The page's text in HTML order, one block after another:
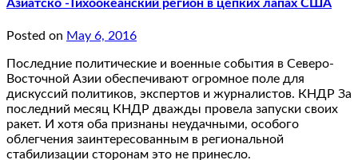
Азиатско -Тихоокеанский регион в цепких лапах США
Posted on May 6, 2016
Последние политические и военные события в Северо-
Восточной Азии обеспечивают огромное поле для
дискуссий политиков, экспертов и журналистов. КНДР За
последний месяц КНДР дважды провела запуски своих
ракет. И хотя оба признаны неудачными, особого
облегчения заинтересованным в региональной
стабилизации сторонам это не принесло.